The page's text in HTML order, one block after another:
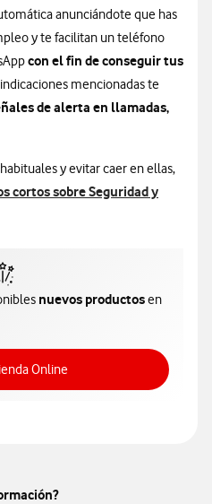
anunciándote que has
y te facilitan un teléfono
con el fin de conseguir tus
mencionadas te
de alerta en llamadas,
y evitar caer en ellas,
cortos sobre Seguridad y
nuevos productosen
OnlineAcceso a Tienda Online